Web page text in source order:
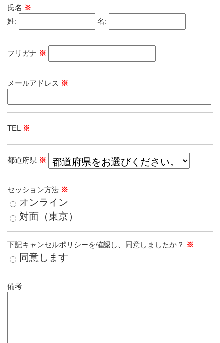
氏名 ※
姓:
名:
フリガナ ※
メールアドレス ※
TEL ※
都道府県 ※
セッション方法 ※
オンライン
対面（東京）
下記キャンセルポリシーを確認し、同意しましたか？ ※
同意します
備考